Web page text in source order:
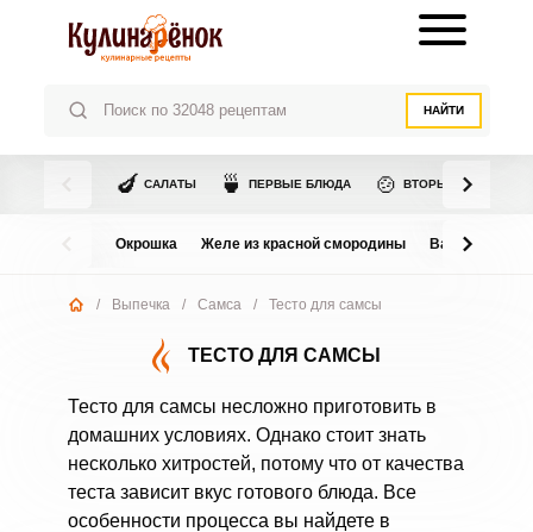
НАЙТИ
🍆 САЛАТЫ 🍵 ПЕРВЫЕ БЛЮДА 🍲 ВТОРЫЕ БЛЮДА
Окрошка Желе из красной смородины Варенье из
/ Выпечка / Самса / Тесто для самсы
ТЕСТО ДЛЯ САМСЫ
Тесто для самсы несложно приготовить в
домашних условиях. Однако стоит знать
несколько хитростей, потому что от качества
теста зависит вкус готового блюда. Все
особенности процесса вы найдете в